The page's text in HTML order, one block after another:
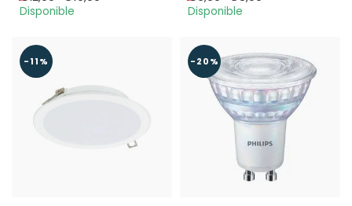
Disponible Disponible
-11% -20%